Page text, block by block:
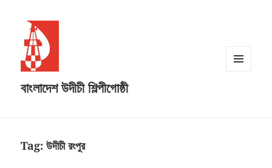
বাংলাদেশ উদীচী শিল্পীগোষ্ঠী
Tag:উদীচী রংপুর